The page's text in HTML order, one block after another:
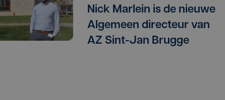
Nick Marlein is de nieuwe
Algemeen directeur van
AZ Sint-Jan Brugge